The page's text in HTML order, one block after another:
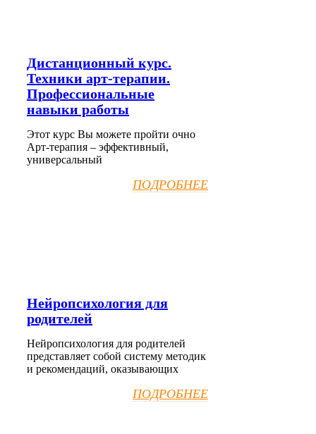
Дистанционный курс.
Техники арт-терапии.
Профессиональные
навыки работы
Этот курс Вы можете пройти очно
Арт-терапия – эффективный,
универсальный
ПОДРОБНЕЕ
Нейропсихология для
родителей
Нейропсихология для родителей
представляет собой систему методик
и рекомендаций, оказывающих
ПОДРОБНЕЕ